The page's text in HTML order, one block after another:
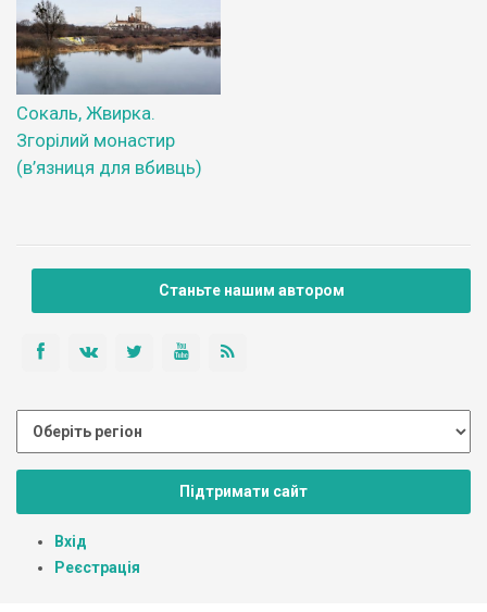
Сокаль, Жвирка.
Згорілий монастир
(в’язниця для вбивць)
Станьте нашим автором
Підтримати сайт
Вхід
Реєстрація